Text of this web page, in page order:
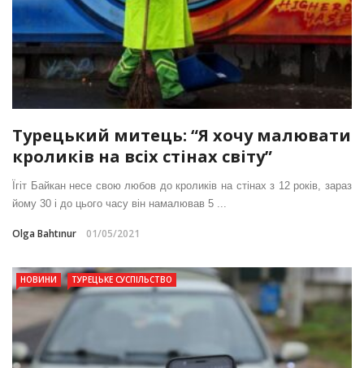
Турецький митець: “Я хочу малювати
кроликів на всіх стінах світу”
Їгіт Байкан несе свою любов до кроликів на стінах з 12 років, зараз
йому 30 і до цього часу він намалював 5 ...
Olga Bahtınur 01/05/2021
НОВИНИ ТУРЕЦЬКЕ СУСПІЛЬСТВО